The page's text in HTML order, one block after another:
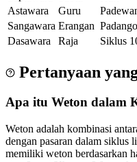
Astawara
Guru
Sangawara Erangan
Dasawara
Raja Siklus
Pertanyaan
Apa itu Weton dalam
Weton adalah kombinasi
dengan pasaran dalam siklus
memiliki weton berdasarkan